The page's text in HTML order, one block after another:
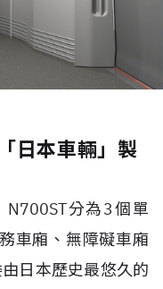
日本車輛」製
分為3個單
車廂、無障礙車廂
日本歷史最悠久的